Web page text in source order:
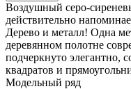
Воздушный серо-
действительно
Дерево и металл! Одна
деревянном полотне
подчеркнуто элегантно,
квадратов и
Модельный ряд